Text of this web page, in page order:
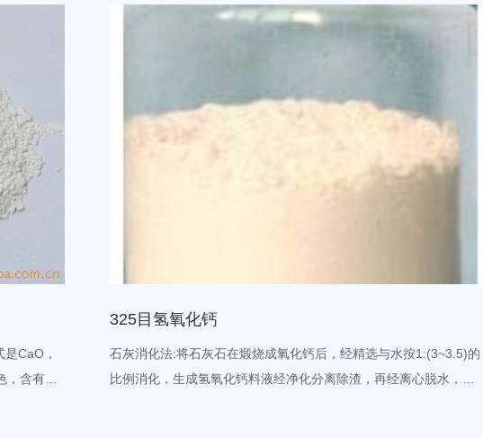
CaO，
含有杂
325目氢氧化钙
石灰消化法:将石灰石在煅烧成氧化钙后，经精选与水按1:(3~3.5)的
比例消化，生成氢氧化钙料液经净化分离除渣，再经离心脱水，于